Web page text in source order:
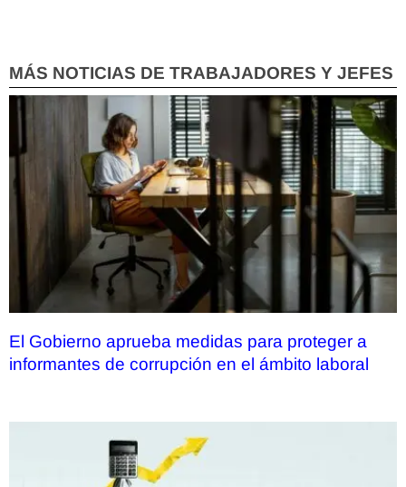
MÁS NOTICIAS DE TRABAJADORES Y JEFES
El Gobierno aprueba medidas para proteger a
informantes de corrupción en el ámbito laboral